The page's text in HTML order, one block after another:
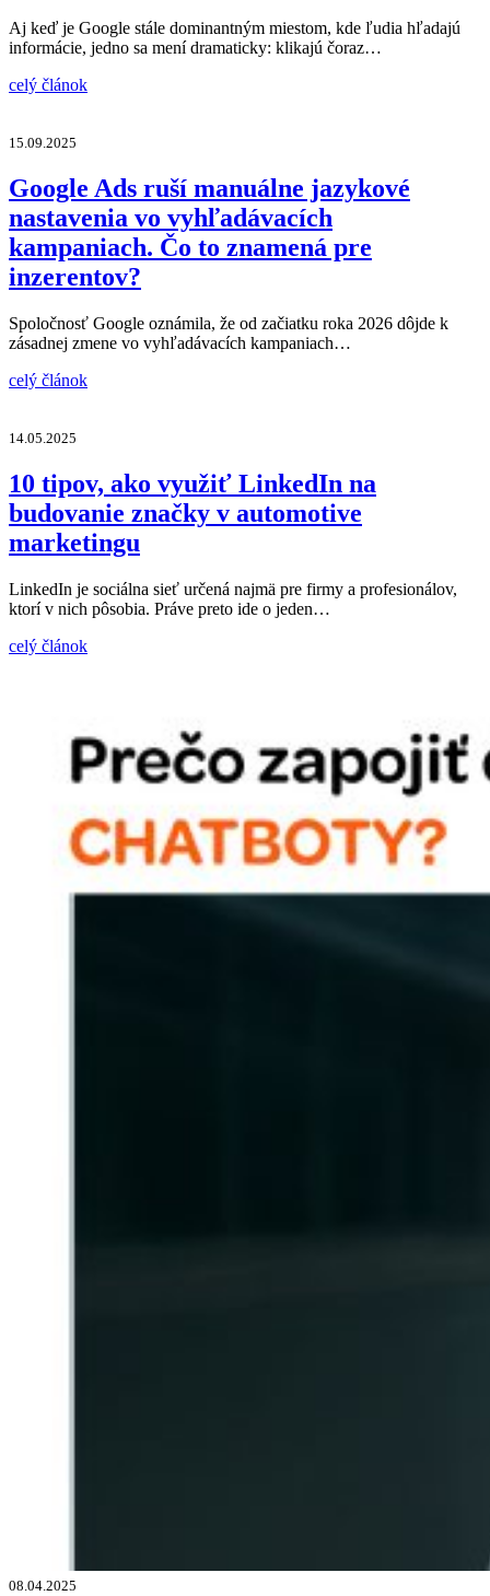
Aj keď je Google stále dominantným miestom, kde ľudia hľadajú
informácie, jedno sa mení dramaticky: klikajú čoraz…
celý článok
15.09.2025
Google Ads ruší manuálne jazykové
nastavenia vo vyhľadávacích
kampaniach. Čo to znamená pre
inzerentov?
Spoločnosť Google oznámila, že od začiatku roka 2026 dôjde k
zásadnej zmene vo vyhľadávacích kampaniach…
celý článok
14.05.2025
10 tipov, ako využiť LinkedIn na
budovanie značky v automotive
marketingu
LinkedIn je sociálna sieť určená najmä pre firmy a profesionálov,
ktorí v nich pôsobia. Práve preto ide o jeden…
celý článok
08.04.2025